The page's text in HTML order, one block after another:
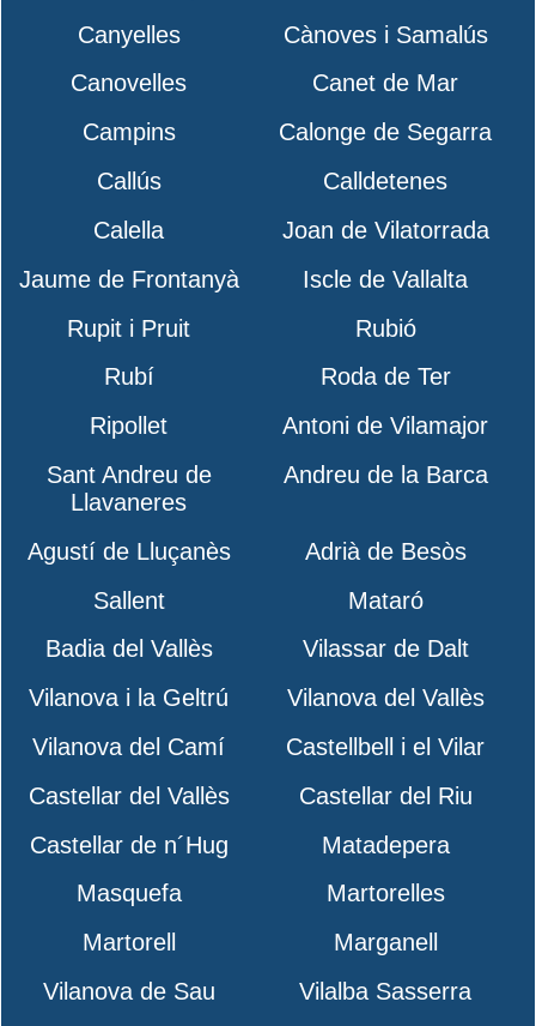
Canyelles
Cànoves i Samalús
Canovelles
Canet de Mar
Campins
Calonge de Segarra
Callús
Calldetenes
Calella
Joan de Vilatorrada
Jaume de Frontanyà
Iscle de Vallalta
Rupit i Pruit
Rubió
Rubí
Roda de Ter
Ripollet
Antoni de Vilamajor
Sant Andreu de
Llavaneres
Andreu de la Barca
Agustí de Lluçanès
Adrià de Besòs
Sallent
Mataró
Badia del Vallès
Vilassar de Dalt
Vilanova i la Geltrú
Vilanova del Vallès
Vilanova del Camí
Castellbell i el Vilar
Castellar del Vallès
Castellar del Riu
Castellar de n´Hug
Matadepera
Masquefa
Martorelles
Martorell
Marganell
Vilanova de Sau
Vilalba Sasserra